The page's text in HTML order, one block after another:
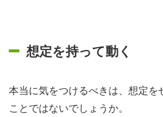
想定を持って動く
本当に気をつけるべきは、想定を
ことではないでしょうか。